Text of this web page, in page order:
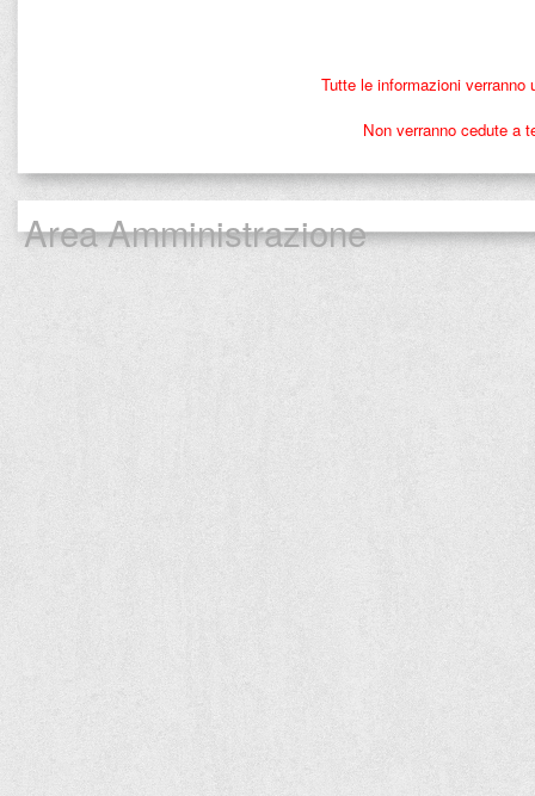
Tutte le informazioni
Non verranno cedute a
Area Amministrazione